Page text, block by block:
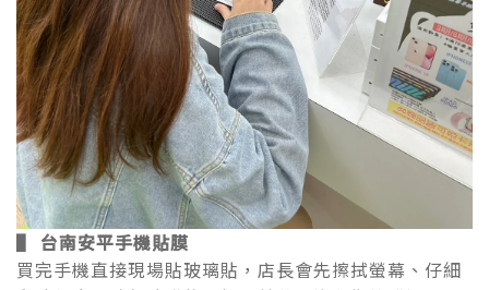
▌ 台南安平手機貼膜
買完手機直接現場貼玻璃貼，店長會先擦拭螢幕、仔細